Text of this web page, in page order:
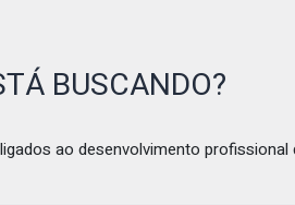
BUSCANDO?
ao desenvolvimento profissional